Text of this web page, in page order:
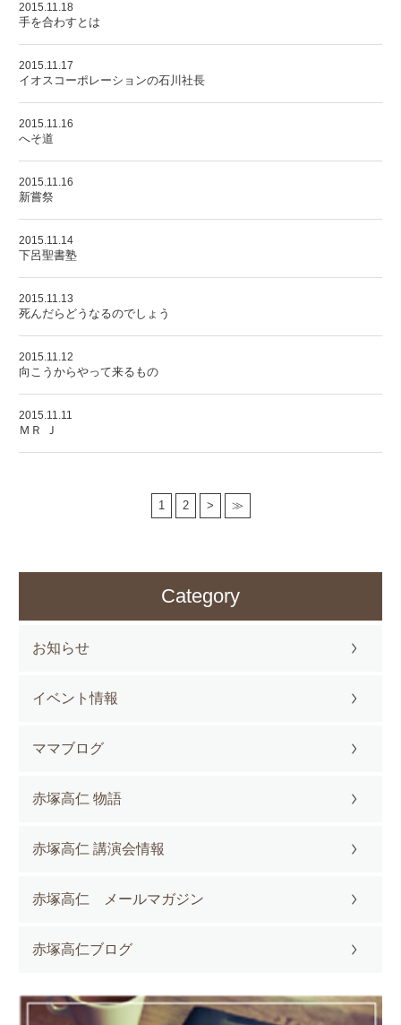
2015.11.18
手を合わすとは
2015.11.17
イオスコーポレーションの石川社長
2015.11.16
へそ道
2015.11.16
新嘗祭
2015.11.14
下呂聖書塾
2015.11.13
死んだらどうなるのでしょう
2015.11.12
向こうからやって来るもの
2015.11.11
ＭＲ Ｊ
1 2 > ≫
Category
お知らせ
イベント情報
ママブログ
赤塚高仁 物語
赤塚高仁 講演会情報
赤塚高仁 メールマガジン
赤塚高仁ブログ